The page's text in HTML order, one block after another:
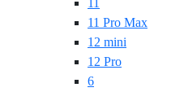
11
11 Pro Max
12 mini
12 Pro
6